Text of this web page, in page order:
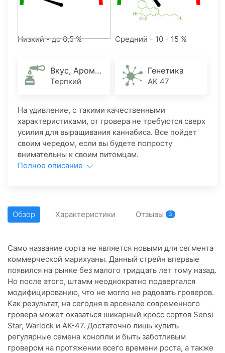
Низкий - до 0,5 % Средний - 10 - 15 %
Вкус, Аромат
Терпкий
Генетика
AK 47
На удивление, с такими качественными
характеристиками, от гровера не требуются сверх
усилия для выращивания каннабиса. Все пойдет
своим чередом, если вы будете попросту
внимательны к своим питомцам.
Полное описание
Обзор Характеристики Отзывы 3
Само название сорта не является новыми для сегмента
коммерческой марихуаны. Данный стрейн впервые
появился на рынке без малого тридцать лет тому назад.
Но после этого, штамм неоднократно подвергался
модифицированию, что не могло не радовать гроверов.
Как результат, на сегодня в арсенале современного
гровера может оказаться шикарный кросс сортов Sensi
Star, Warlock и AK-47. Достаточно лишь купить
регулярные семена конопли и быть заботливым
гровером на протяжении всего времени роста, а также